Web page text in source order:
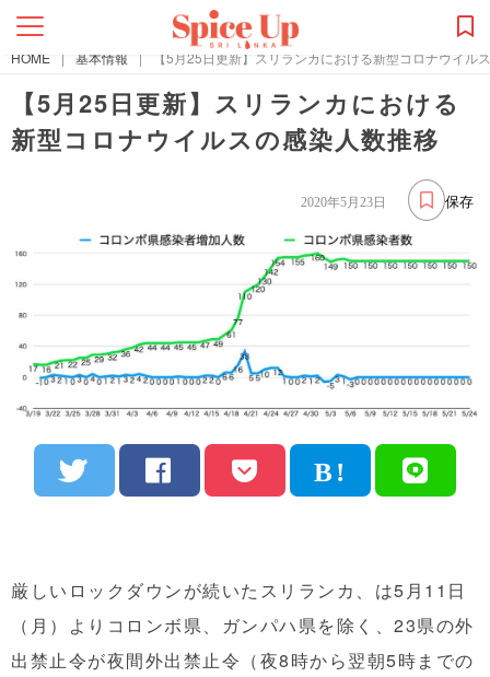
HOME | 基本情報 | 【5月25日更新】スリランカにおける新型コロナウイル
【5月25日更新】スリランカにおける
新型コロナウイルスの感染人数推移
保存
2020年5月23日
厳しいロックダウンが続いたスリランカ、は5月11日
（月）よりコロンボ県、ガンパハ県を除く、23県の外
出禁止令が夜間外出禁止令（夜8時から翌朝5時までの